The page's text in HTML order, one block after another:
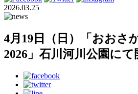
2026.03.25
4月19日（日）「おおさ
2026」石川河川公園にて